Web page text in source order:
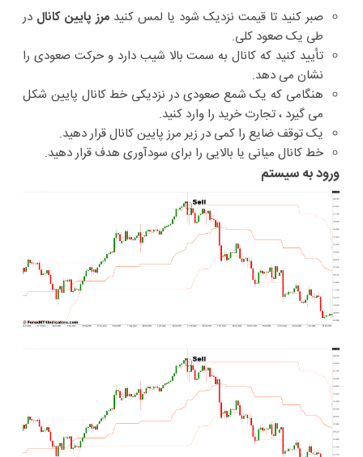
صبر کنید تا قیمت نزدیک شود یا لمس کنید مرز پایین کانال در
طی یک صعود کلی.
تأیید کنید که کانال به سمت بالا شیب دارد و حرکت صعودی را
نشان می دهد.
هنگامی که یک شمع صعودی در نزدیکی خط کانال پایین شکل
می گیرد ، تجارت خرید را وارد کنید.
یک توقف ضایع را کمی در زیر مرز پایین کانال قرار دهید.
خط کانال میانی یا بالایی را برای سودآوری هدف قرار دهید.
ورود به سیستم